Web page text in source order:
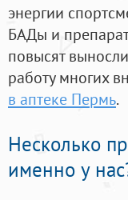
энергии
БАДы и
повысят
работу многих
в аптеке Пермь.
Несколько
именно у